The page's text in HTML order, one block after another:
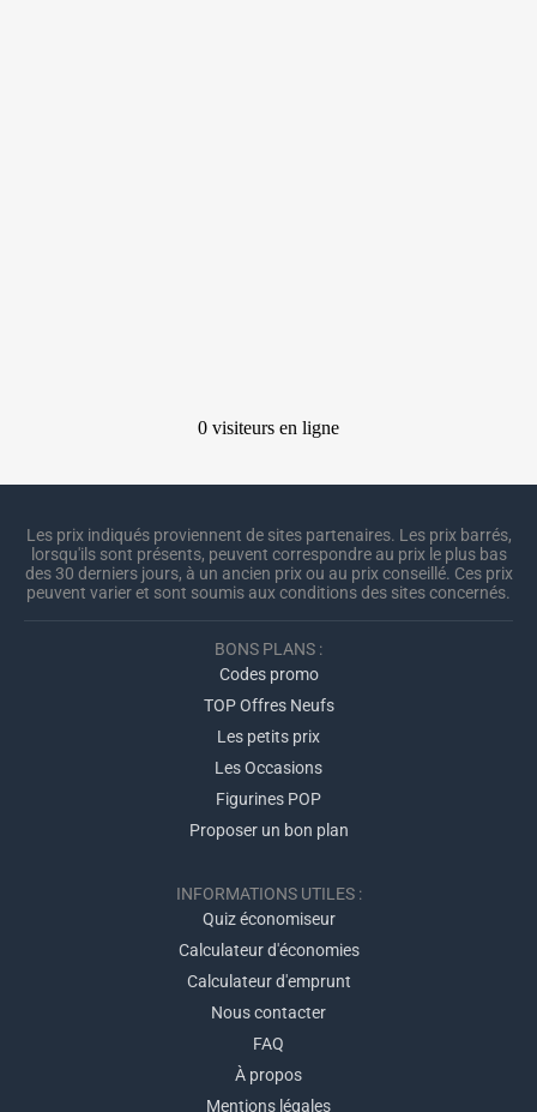
Les prix indiqués proviennent de sites partenaires. Les prix barrés,
lorsqu'ils sont présents, peuvent correspondre au prix le plus bas
des 30 derniers jours, à un ancien prix ou au prix conseillé. Ces prix
peuvent varier et sont soumis aux conditions des sites concernés.
BONS PLANS :
Codes promo
TOP Offres Neufs
Les petits prix
Les Occasions
Figurines POP
Proposer un bon plan
INFORMATIONS UTILES :
Quiz économiseur
Calculateur d'économies
Calculateur d'emprunt
Nous contacter
FAQ
À propos
Mentions légales